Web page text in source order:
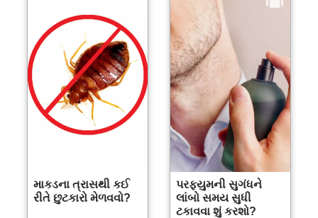
માકડના ત્રાસથી કઈ
રીતે છુટકારો મેળવવો?
પરફ્યુમની સુગંધને
લાંબો સમય સુધી
ટકાવવા શું કરશો?